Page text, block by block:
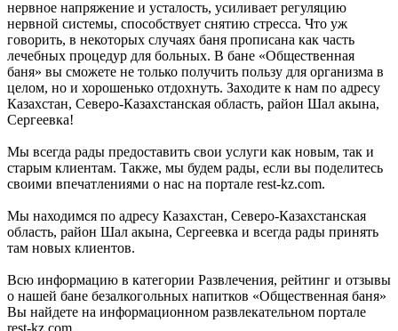
нервное напряжение и усталость, усиливает регуляцию
нервной системы, способствует снятию стресса. Что уж
говорить, в некоторых случаях баня прописана как часть
лечебных процедур для больных. В бане «Общественная
баня» вы сможете не только получить пользу для организма в
целом, но и хорошенько отдохнуть. Заходите к нам по адресу
Казахстан, Северо-Казахстанская область, район Шал акына,
Сергеевка!
Мы всегда рады предоставить свои услуги как новым, так и
старым клиентам. Также, мы будем рады, если вы поделитесь
своими впечатлениями о нас на портале rest-kz.com.
Мы находимся по адресу Казахстан, Северо-Казахстанская
область, район Шал акына, Сергеевка и всегда рады принять
там новых клиентов.
Всю информацию в категории Развлечения, рейтинг и отзывы
о нашей бане безалкогольных напитков «Общественная баня»
Вы найдете на информационном развлекательном портале